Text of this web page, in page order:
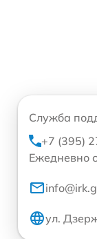
Служба
+7 (395)
Ежедневно
ул.